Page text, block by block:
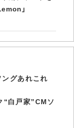
」
グあれこれ
“白戸家”CMソ